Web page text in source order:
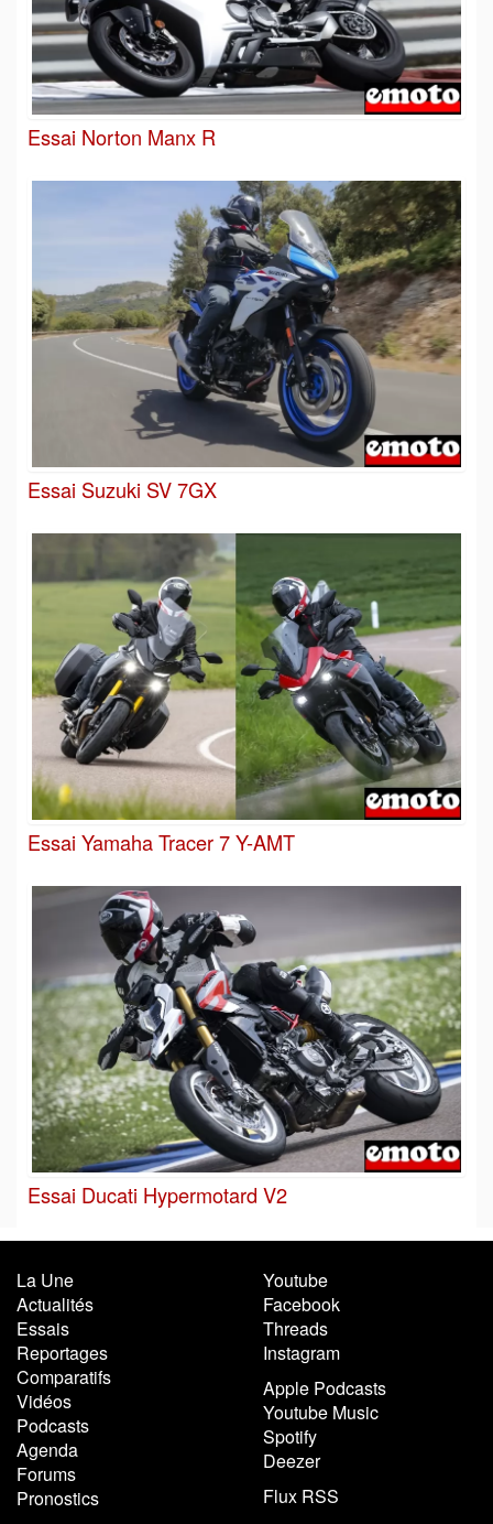
Essai Norton Manx R
Essai Suzuki SV 7GX
Essai Yamaha Tracer 7 Y-AMT
Essai Ducati Hypermotard V2
La Une
Actualités
Essais
Reportages
Comparatifs
Vidéos
Podcasts
Agenda
Forums
Pronostics
Youtube
Facebook
Threads
Instagram
Apple Podcasts
Youtube Music
Spotify
Deezer
Flux RSS